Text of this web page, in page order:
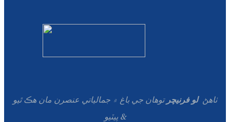
ٺاهڻ لو فرنيچرتوهان جي باغ ۾ جمالياتي عنصرن مان هڪ ٿيو
& پيٽيو